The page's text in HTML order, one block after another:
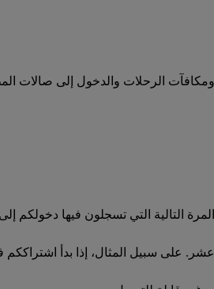
ومكافآت الرحلات والدخول إلى صالات
التالية التي تسجلون فيها